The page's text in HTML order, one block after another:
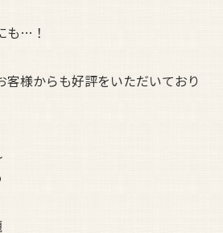
も…！
客様からも好評をいただいており